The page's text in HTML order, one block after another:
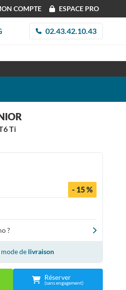
COMPTE ESPACE PRO
02.43.42.10.43
Ti
- 15 %
?
de livraison
Réserver
(sans engagement)